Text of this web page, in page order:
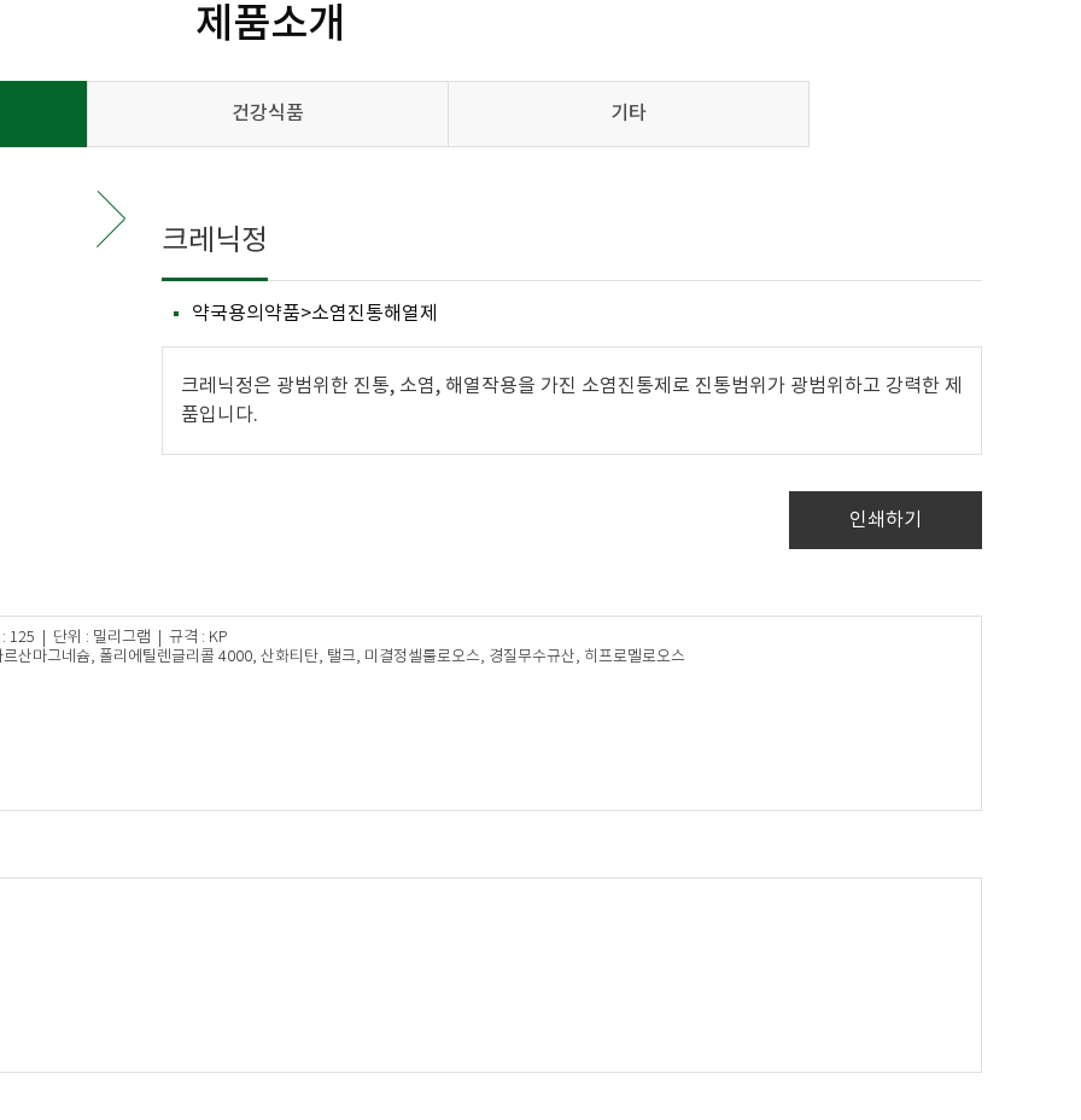
제품소개
건강식품 기타
크레닉정
약국용의약품>소염진통해열제
크레닉정은 광범위한 진통, 소염, 해열작용을 가진 소염진통제로 진통범위가 광범위하고 강력한 제
품입니다.
인쇄하기
125 | 단위 : 밀리그램 | 규격 : KP
산마그네슘, 폴리에틸렌글리콜 4000, 산화티탄, 탤크, 미결정셀룰로오스, 경질무수규산, 히프로멜로오스​